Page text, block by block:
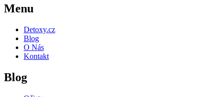
Menu
Detoxy.cz
Blog
O Nás
Kontakt
Blog